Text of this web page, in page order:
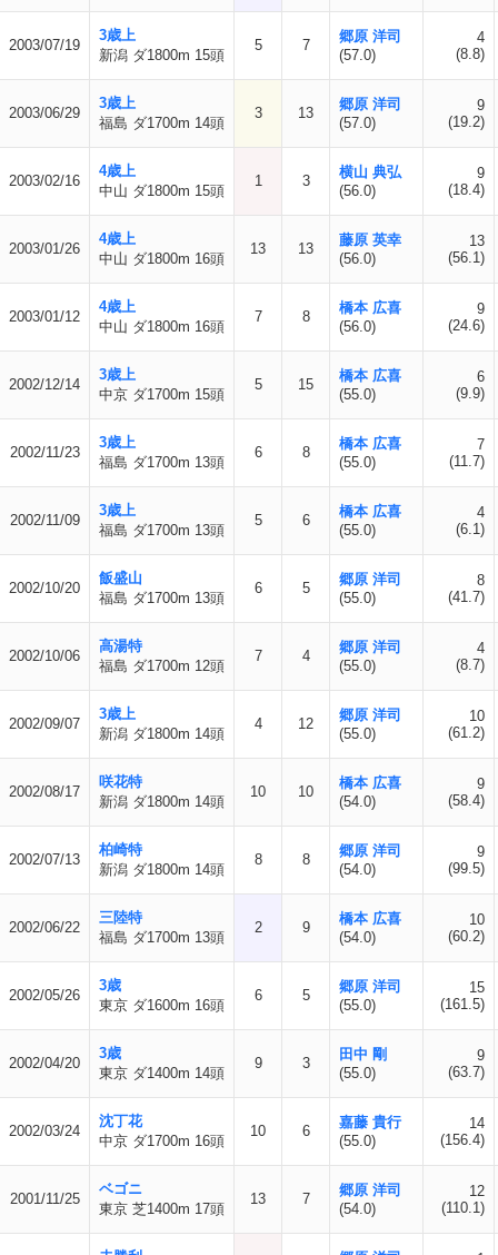
2003/07/19
3歳上
新潟 ダ1800m 15頭
5 7
郷原 洋司
(57.0)
4
(8.8)
2003/06/29
3歳上
福島 ダ1700m 14頭
3 13
郷原 洋司
(57.0)
9
(19.2)
2003/02/16
4歳上
中山 ダ1800m 15頭
1 3
横山 典弘
(56.0)
9
(18.4)
2003/01/26
4歳上
中山 ダ1800m 16頭
13 13
藤原 英幸
(56.0)
13
(56.1)
2003/01/12
4歳上
中山 ダ1800m 16頭
7 8
橋本 広喜
(56.0)
9
(24.6)
2002/12/14
3歳上
中京 ダ1700m 15頭
5 15
橋本 広喜
(55.0)
6
(9.9)
2002/11/23
3歳上
福島 ダ1700m 13頭
6 8
橋本 広喜
(55.0)
7
(11.7)
2002/11/09
3歳上
福島 ダ1700m 13頭
5 6
橋本 広喜
(55.0)
4
(6.1)
2002/10/20
飯盛山
福島 ダ1700m 13頭
6 5
郷原 洋司
(55.0)
8
(41.7)
2002/10/06
高湯特
福島 ダ1700m 12頭
7 4
郷原 洋司
(55.0)
4
(8.7)
2002/09/07
3歳上
新潟 ダ1800m 14頭
4 12
郷原 洋司
(55.0)
10
(61.2)
2002/08/17
咲花特
新潟 ダ1800m 14頭
10 10
橋本 広喜
(54.0)
9
(58.4)
2002/07/13
柏崎特
新潟 ダ1800m 14頭
8 8
郷原 洋司
(54.0)
9
(99.5)
2002/06/22
三陸特
福島 ダ1700m 13頭
2 9
橋本 広喜
(54.0)
10
(60.2)
2002/05/26
3歳
東京 ダ1600m 16頭
6 5
郷原 洋司
(55.0)
15
(161.5)
2002/04/20
3歳
東京 ダ1400m 14頭
9 3
田中 剛
(55.0)
9
(63.7)
2002/03/24
沈丁花
中京 ダ1700m 16頭
10 6
嘉藤 貴行
(55.0)
14
(156.4)
2001/11/25
ベゴニ
東京 芝1400m 17頭
13 7
郷原 洋司
(54.0)
12
(110.1)